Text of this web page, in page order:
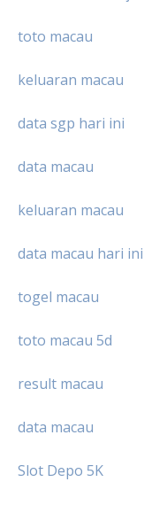
toto macau
keluaran macau
data sgp hari ini
data macau
keluaran macau
data macau hari ini
togel macau
toto macau 5d
result macau
data macau
Slot Depo 5K